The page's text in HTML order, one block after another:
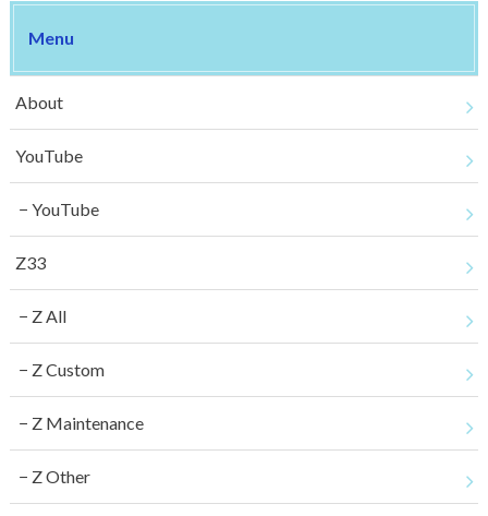
Menu
About
YouTube
YouTube
Z33
Z All
Z Custom
Z Maintenance
Z Other